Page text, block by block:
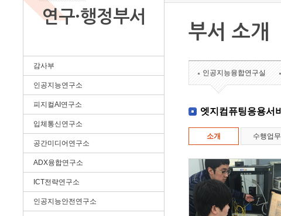
연구·행정부서
감사부
인공지능연구소
피지컬AI연구소
입체통신연구소
공간미디어연구소
ADX융합연구소
ICT전략연구소
인공지능안전연구소
부서 소개
인공지능융합연구실
엣지컴퓨팅응용서
소개 수행업무